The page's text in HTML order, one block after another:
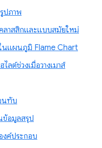
ปภาพ
าสสิกและแบบสมัยใหม่
นแผนภูมิ Flame Chart
ลต์ช่วงเมื่อวางเมาส์
นทับ
ข้อมูลสรุป
งค์ประกอบ